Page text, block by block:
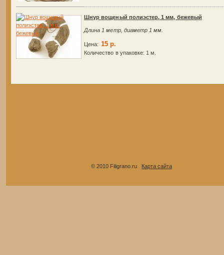
Шнур вощеный полиэстер, 1 мм, бежевый
Длина 1 метр, диаметр 1 мм.
Цена: 15 р.
Количество в упаковке: 1 м.
© 2010 Filigrano.ru Карта сайта